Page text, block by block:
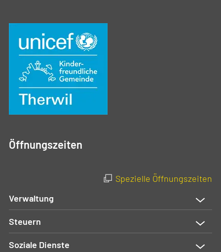
Öffnungszeiten
Spezielle Öffnungszeiten
Verwaltung
Steuern
Soziale Dienste